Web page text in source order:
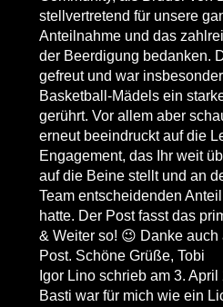
stellvertretend für unsere
Anteilnahme und das
der Beerdigung bedanken.
gefreut und war
Basketball-Mädels ein
gerührt. Vor allem aber
erneut beeindruckt auf die
Engagement, das Ihr weit
auf die Beine stellt und an
Team entscheidenden
hatte. Der Post fasst das
& Weiter so! 😉 Danke auch
Post. Schöne Grüße, Tobi
Igor Lino schrieb am3. April
Basti war für mich wie ein